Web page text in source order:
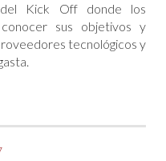
Kick Off donde los
sus objetivos y
tecnológicos y